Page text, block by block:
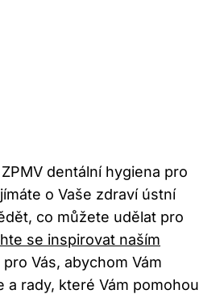
dentální hygiena pro
o Vaše zdraví ústní
co můžete udělat pro
se inspirovat naším
Vás, abychom Vám
a rady, které Vám pomohou